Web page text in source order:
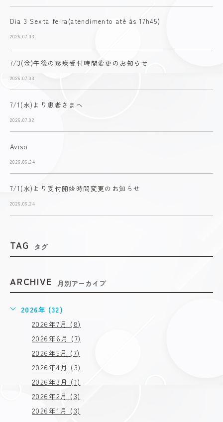
Dia 3 Sexta feira(atendimento até às 17h45)
2026.07.03
7/3(金)午後の診療受付時間変更のお知らせ
2026.07.03
7/1(水)より患者さまへ
2026.07.02
Aviso
2026.06.24
7/1(水)より受付開始時間変更のお知らせ
2026.06.24
TAG タグ
ARCHIVE 月別アーカイブ
2026年 (32)
2026年7月 (8)
2026年6月 (7)
2026年5月 (7)
2026年4月 (3)
2026年3月 (1)
2026年2月 (3)
2026年1月 (3)